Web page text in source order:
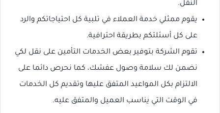
النقل.
يقوم ممثلي خدمة العملاء في تلبية كل احتياجاتكم والرد
على كل أسئلتكم بطريقة احترافية.
تقوم الشركة بتوفير بعض الخدمات التأمين على نقل لكي
نضمن لك سلامة وصول عفشك، كما نحرص دائما على
الالتزام بكل المواعيد المتفق عليها وتقديم كل الخدمات
في الوقت التي يناسب العميل والمتفق عليه.